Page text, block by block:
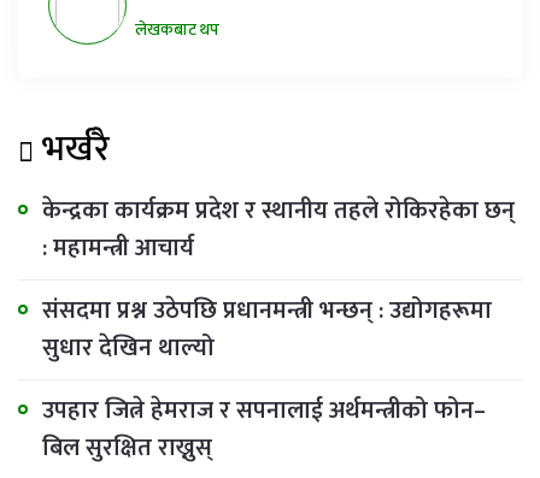
लेखकबाट थप
भर्खरै
केन्द्रका कार्यक्रम प्रदेश र स्थानीय तहले रोकिरहेका छन्
: महामन्त्री आचार्य
संसदमा प्रश्न उठेपछि प्रधानमन्त्री भन्छन् : उद्योगहरूमा
सुधार देखिन थाल्यो
उपहार जित्ने हेमराज र सपनालाई अर्थमन्त्रीको फोन–
बिल सुरक्षित राख्नुस्